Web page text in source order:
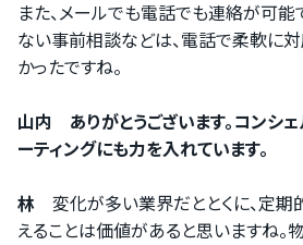
また、メールでも電話でも連絡が可能
ない事前相談などは、電話で柔軟に対
かったですね。
山内 ありがとうございます。コンシ
ーティングにも力を入れています。
林 変化が多い業界だととくに、定期
えることは価値があると思いますね。